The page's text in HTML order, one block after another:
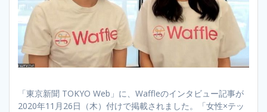
「東京新聞 TOKYO Web」に、Waffleのインタビュー記事が
2020年11月26日（木）付けで掲載されました。「女性×テッ